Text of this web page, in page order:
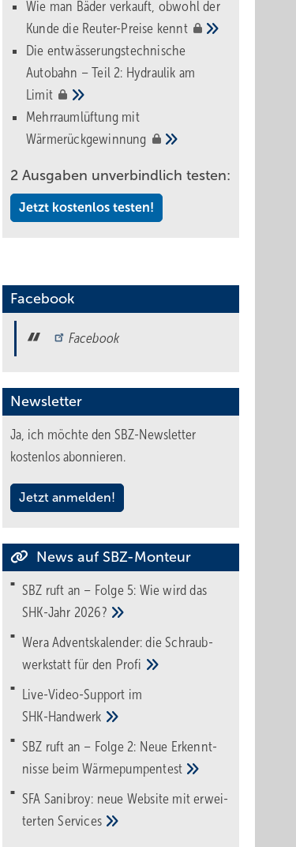
Wie man Bäder verkauft, obwohl der
Kunde die Reuter-Preise kennt
Die entwässerungstechnische
Autobahn – Teil 2: Hydraulik am
Limit
Mehrraumlüftung mit
Wärmerückgewinnung
2 Ausgaben unverbindlich testen:
Jetzt kostenlos testen!
Facebook
Facebook
Newsletter
Ja, ich möchte den SBZ-Newsletter
kostenlos abonnieren.
Jetzt anmelden!
News auf SBZ-Monteur
SBZ ruft an – Folge 5: Wie wird das
SHK-Jahr 2026?
Wera Adventskalender: die Schraub­
werk­statt für den Pro­fi
Live-Video-Support im
SHK-Handwerk
SBZ ruft an – Folge 2: Neue Erkennt­
nisse beimWärme­pumpen­test
SFA Sanibroy: neue Web­site mit erwei­
tertenServices